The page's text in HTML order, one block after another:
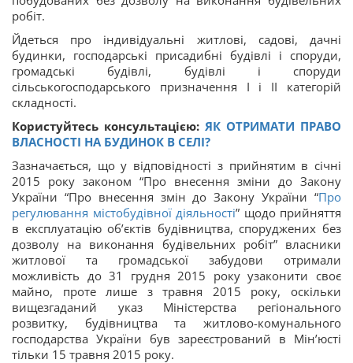
робіт.
Йдеться про індивідуальні житлові, садові, дачні
будинки, господарські присадибні будівлі і споруди,
громадські будівлі, будівлі і споруди
сільськогосподарського призначення I і II категорій
складності.
Користуйтесь консультацією: ЯК ОТРИМАТИ ПРАВО
ВЛАСНОСТІ НА БУДИНОК В СЕЛІ?
Зазначається, що у відповідності з прийнятим в січні
2015 року законом “Про внесення зміни до Закону
України “Про внесення змін до Закону України “Про
регулювання містобудівної діяльності” щодо прийняття
в експлуатацію об’єктів будівництва, споруджених без
дозволу на виконання будівельних робіт” власники
житлової та громадської забудови отримали
можливість до 31 грудня 2015 року узаконити своє
майно, проте лише з травня 2015 року, оскільки
вищезгаданий указ Міністерства регіонального
розвитку, будівництва та житлово-комунального
господарства України був зареєстрований в Мін’юсті
тільки 15 травня 2015 року.